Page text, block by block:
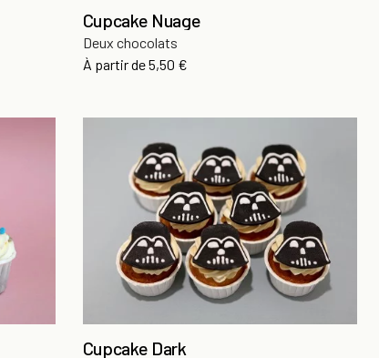
Cupcake Nuage
Deux chocolats
À partir dePrix
5,50 €
Cupcake Dark